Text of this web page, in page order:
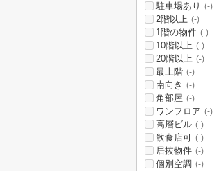
駐車場あり (-)
2階以上 (-)
1階の物件 (-)
10階以上 (-)
20階以上 (-)
最上階 (-)
南向き (-)
角部屋 (-)
ワンフロア (-)
高層ビル (-)
飲食店可 (-)
居抜物件 (-)
個別空調 (-)